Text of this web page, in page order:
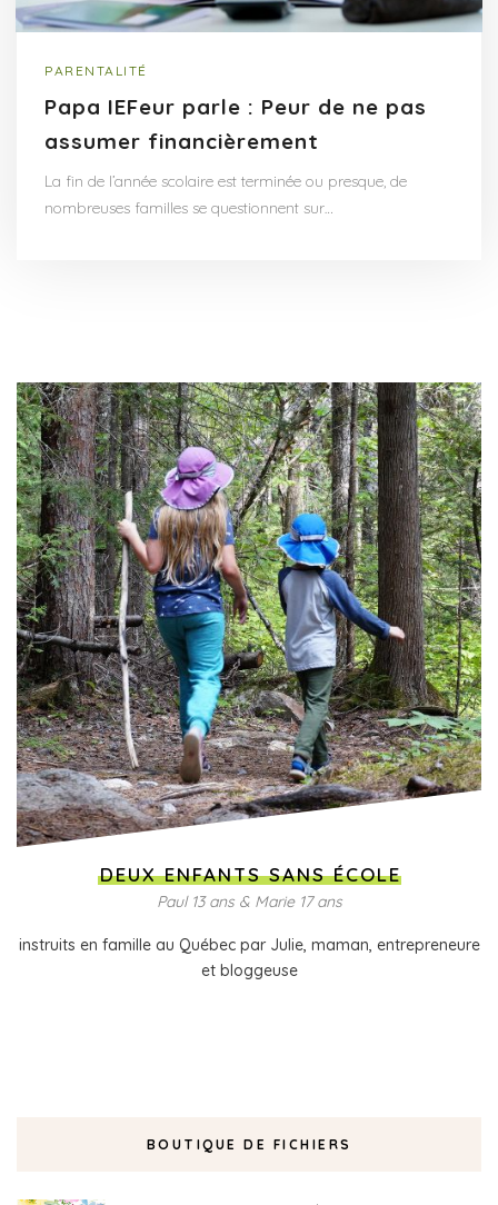
PARENTALITÉ
Papa IEFeur parle : Peur de ne pas
assumer financièrement
La fin de l’année scolaire est terminée ou presque, de
nombreuses familles se questionnent sur…
DEUX ENFANTS SANS ÉCOLE
Paul 13 ans & Marie 17 ans
instruits en famille au Québec par Julie, maman, entrepreneure
et bloggeuse
BOUTIQUE DE FICHIERS